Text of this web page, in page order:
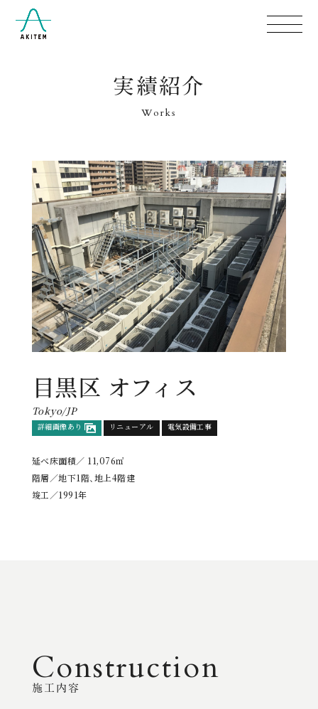
実績紹介
Works
目黒区 オフィス
Tokyo/JP
詳細画像あり リニューアル 電気設備工事
延べ床面積／ 11,076㎡
階層／地下1階、地上4階建
竣工／1991年
Construction
施工内容